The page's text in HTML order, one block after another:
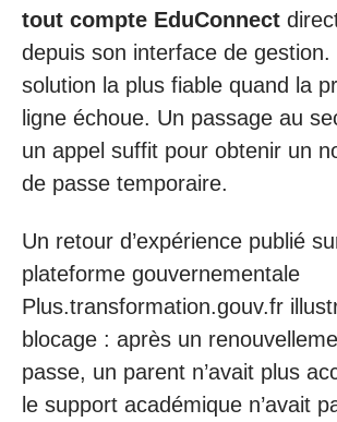
tout compte EduConnect
depuis son interface de gestion.
solution la plus fiable quand la
ligne échoue. Un passage au
un appel suffit pour obtenir un
de passe temporaire.
Un retour d’expérience publié
plateforme gouvernementale
Plus.transformation.gouv.fr
blocage : après un
passe, un parent n’avait plus
le support académique n’avait